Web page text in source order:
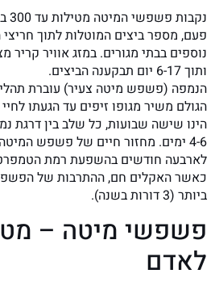
פעם, מספר ביצים המוטלות לתוך חריצי
נוספים בבתי מגורים. במזג אוויר קריר
ותוך 6-17 יום תבקענה הביצים.
הנמפה (פשפש מיטה צעיר) עוברת
הגולם משיר מגופו זיפים עד הגעתו
הינו שישה שבועות, כל שלב בין דרגת
4-6 ימים. מחזור חיים של פשפש
לארבעה חודשים בהשפעת רמת
כאשר האקלים חם, ההתרבות של
ביותר (3 דורות בשנה).
פשפשי מיטה –
לאדם